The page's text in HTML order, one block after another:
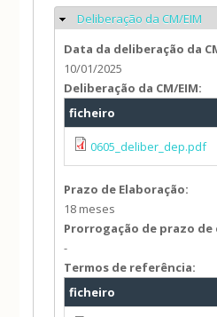
Ocultar
Deliberação da CM/EIM
Data da deliberação da
10/01/2025
Deliberação da CM/EIM:
ficheiro
0605_deliber_dep.pdf
Prazo de Elaboração:
18 meses
Prorrogação de prazo de
-
Termos de referência:
ficheiro